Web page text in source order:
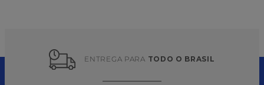
ENTREGA PARA TODO O BRASIL